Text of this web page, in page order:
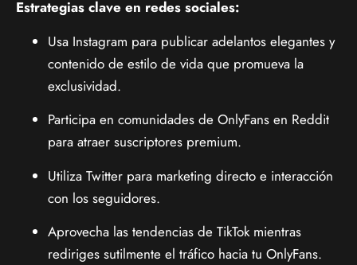
Estrategias clave en redes sociales:
Usa Instagram para publicar adelantos elegantes y
contenido de estilo de vida que promueva la
exclusividad.
Participa en comunidades de OnlyFans en Reddit
para atraer suscriptores premium.
Utiliza Twitter para marketing directo e interacción
con los seguidores.
Aprovecha las tendencias de TikTok mientras
rediriges sutilmente el tráfico hacia tu OnlyFans.